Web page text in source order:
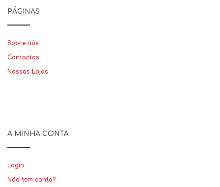
PÁGINAS
Sobre nós
Contactos
Nossas Lojas
A MINHA CONTA
Login
Não tem conta?